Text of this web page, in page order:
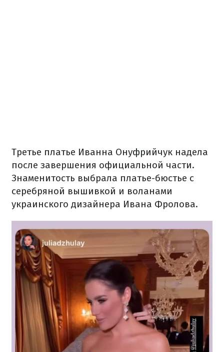
Третье платье Иванна Онуфрийчук надела
после завершения официальной части.
Знаменитость выбрала платье-бюстье с
серебряной вышивкой и воланами
украинского дизайнера Ивана Фролова.